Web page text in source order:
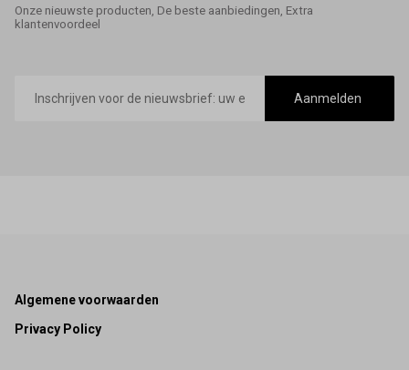
Onze nieuwste producten, De beste aanbiedingen, Extra
klantenvoordeel
mailadres
Aanmelden
Footer
Algemene voorwaarden
Privacy Policy